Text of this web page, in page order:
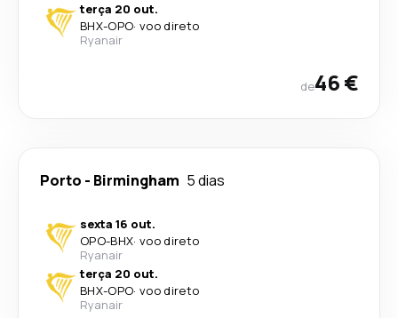
terça 20 out.
BHX-OPO· voo direto
Ryanair
de46 €
Porto - Birmingham 5 dias
sexta 16 out.
OPO-BHX· voo direto
Ryanair
terça 20 out.
BHX-OPO· voo direto
Ryanair